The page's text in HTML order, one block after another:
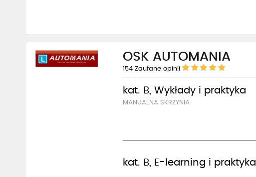
OSK AUTOMANIA
154 Zaufane opinii
kat. B, Wykłady i praktyka
MANUALNA SKRZYNIA
kat. B, E-learning i praktyka